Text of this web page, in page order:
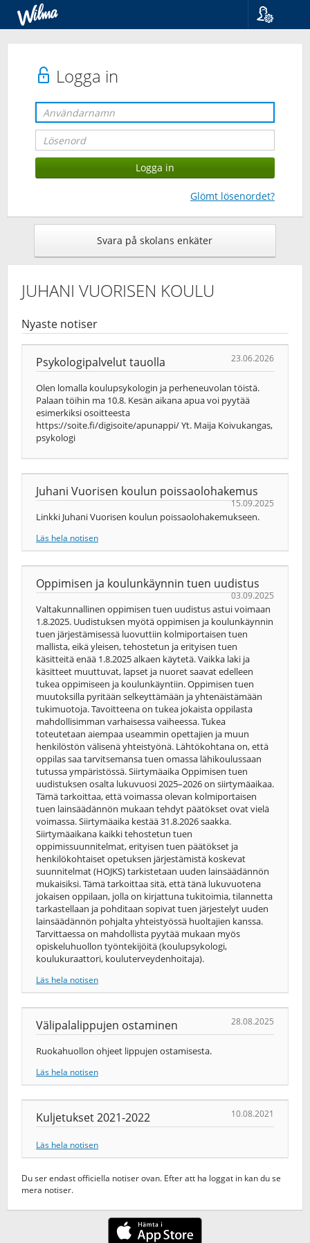
Logga in
Glömt lösenordet?
Svara på skolans enkäter
JUHANI VUORISEN KOULU
Nyaste notiser
Psykologipalvelut tauolla 23.06.2026
Olen lomalla koulupsykologin ja perheneuvolan töistä.
Palaan töihin ma 10.8. Kesän aikana apua voi pyytää
esimerkiksi osoitteesta
https://soite.fi/digisoite/apunappi/ Yt. Maija Koivukangas,
psykologi
Juhani Vuorisen koulun poissaolohakemus
15.09.2025
Linkki Juhani Vuorisen koulun poissaolohakemukseen.
Läs hela notisen
Oppimisen ja koulunkäynnin tuen uudistus
03.09.2025
Valtakunnallinen oppimisen tuen uudistus astui voimaan
1.8.2025. Uudistuksen myötä oppimisen ja koulunkäynnin
tuen järjestämisessä luovuttiin kolmiportaisen tuen
mallista, eikä yleisen, tehostetun ja erityisen tuen
käsitteitä enää 1.8.2025 alkaen käytetä. Vaikka laki ja
käsitteet muuttuvat, lapset ja nuoret saavat edelleen
tukea oppimiseen ja koulunkäyntiin. Oppimisen tuen
muutoksilla pyritään selkeyttämään ja yhtenäistämään
tukimuotoja. Tavoitteena on tukea jokaista oppilasta
mahdollisimman varhaisessa vaiheessa. Tukea
toteutetaan aiempaa useammin opettajien ja muun
henkilöstön välisenä yhteistyönä. Lähtökohtana on, että
oppilas saa tarvitsemansa tuen omassa lähikoulussaan
tutussa ympäristössä. Siirtymäaika Oppimisen tuen
uudistuksen osalta lukuvuosi 2025–2026 on siirtymäaikaa.
Tämä tarkoittaa, että voimassa olevan kolmiportaisen
tuen lainsäädännön mukaan tehdyt päätökset ovat vielä
voimassa. Siirtymäaika kestää 31.8.2026 saakka.
Siirtymäaikana kaikki tehostetun tuen
oppimissuunnitelmat, erityisen tuen päätökset ja
henkilökohtaiset opetuksen järjestämistä koskevat
suunnitelmat (HOJKS) tarkistetaan uuden lainsäädännön
mukaisiksi. Tämä tarkoittaa sitä, että tänä lukuvuotena
jokaisen oppilaan, jolla on kirjattuna tukitoimia, tilannetta
tarkastellaan ja pohditaan sopivat tuen järjestelyt uuden
lainsäädännön pohjalta yhteistyössä huoltajien kanssa.
Tarvittaessa on mahdollista pyytää mukaan myös
opiskeluhuollon työntekijöitä (koulupsykologi,
koulukuraattori, kouluterveydenhoitaja).
Läs hela notisen
Välipalalippujen ostaminen 28.08.2025
Ruokahuollon ohjeet lippujen ostamisesta.
Läs hela notisen
Kuljetukset 2021-2022 10.08.2021
Läs hela notisen
Du ser endast officiella notiser ovan. Efter att ha loggat in kan du se
mera notiser.